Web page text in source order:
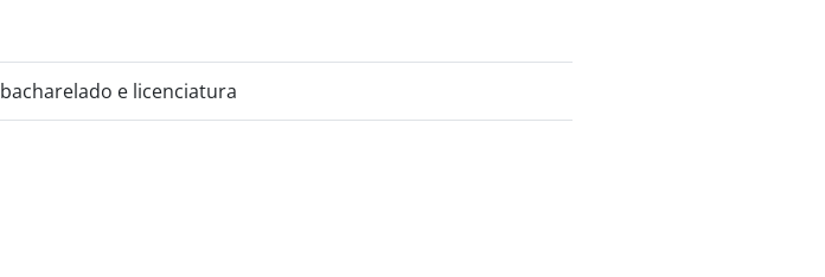
bacharelado e licenciatura